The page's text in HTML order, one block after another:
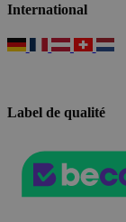
International
Label de qualité